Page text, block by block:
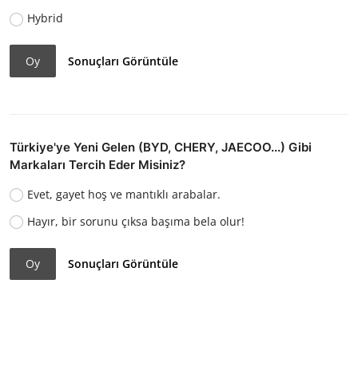
Hybrid
Oy Sonuçları Görüntüle
Türkiye'ye Yeni Gelen (BYD, CHERY, JAECOO...) Gibi
Markaları Tercih Eder Misiniz?
Evet, gayet hoş ve mantıklı arabalar.
Hayır, bir sorunu çıksa başıma bela olur!
Oy Sonuçları Görüntüle